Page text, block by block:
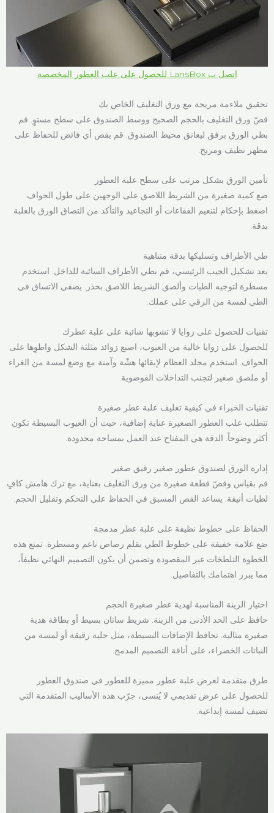
اتصل ب LansBox للحصول على علب العطور المخصصة
تحقيق ملاءمة مريحة مع ورق التغليف الخاص بك
قصّ ورق التغليف بالحجم الصحيح ووسط الصندوق على سطح مستوٍ. قم
بطي الورق برفق ليعانق محيط الصندوق. قم بقص أي فائض للحفاظ على
مظهر نظيف ومريح.
تأمين الورق بشكل مرتب على سطح علبة العطور
ضع كمية صغيرة من الشريط اللاصق على الوجهين على طول الحواف.
اضغط بإحكام لتنعيم الفقاعات أو التجاعيد والتأكد من التصاق الورق بالعلبة
بدقة.
طي الأطراف وتسليكها بدقة متناهية
بعد تشكيل الجيب الرئيسي، قم بطي الأطراف السائبة للداخل. استخدم
مسطرة لتوجيه الطيات وألصق الشريط اللاصق بحذر. يضفي الاتساق في
الطي لمسة من الرقي على عملك.
تقنيات للحصول على زوايا لا تشوبها شائبة على علبة عطرك
للحصول على زوايا خالية من العيوب، اصنع زوائد مثلثة الشكل واطوِها على
الحواف. استخدم مجلد العظام لإبقائها هشّة وآمنة مع وضع لمسة من الغراء
أو ملصق صغير لتجنب التداخلات الفوضوية.
تقنيات الخبراء في كيفية تغليف علبة عطر صغيرة
تتطلب علب العطور الصغيرة عناية إضافية، حيث أن العيوب البسيطة تكون
أكثر وضوحاً. الدقة هي المفتاح عند العمل بمساحة محدودة.
إدارة الورق لصندوق عطور صغير رقيق صغير
قم بقياس وقصّ قطعة صغيرة من ورق التغليف بعناية، مع ترك هامش كافٍ
لطيات أنيقة. يساعد القص المسبق في الحفاظ على التحكم وتقليل الحجم.
الحفاظ على خطوط نظيفة على علبة عطر مدمجة
ضع علامة خفيفة على خطوط الطي بقلم رصاص ناعم ومسطرة. تمنع هذه
الخطوة التلطخات غير المقصودة وتضمن أن يكون التصميم النهائي نظيفاً،
مما يبرز اهتمامك بالتفاصيل.
اختيار الزينة المناسبة لهدية عطر صغيرة الحجم
حافظ على الحد الأدنى من الزينة. شريط ساتان بسيط أو بطاقة هدية
صغيرة مثالية. تحافظ الإضافات البسيطة، مثل حلية رقيقة أو لمسة من
النباتات الخضراء، على أناقة التصميم المدمج.
طرق متقدمة لعرض علبة عطور مميزة للعطور في صندوق العطور
للحصول على عرض تقديمي لا يُنسى، جرّب هذه الأساليب المتقدمة التي
تضيف لمسة إبداعية.